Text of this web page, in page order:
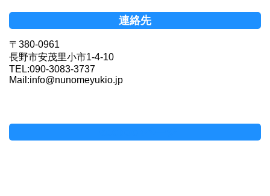
連絡先
〒380-0961
長野市安茂里小市1-4-10
TEL:090-3083-3737
Mail:info@nunomeyukio.jp